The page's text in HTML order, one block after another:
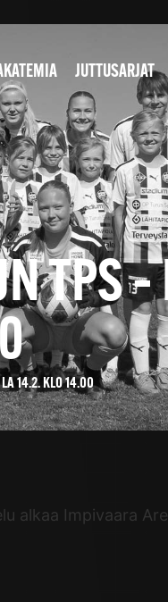
JUTTUSARJAT
TPS
LA 14.2. KLO 14.00
alkaa Impivaara